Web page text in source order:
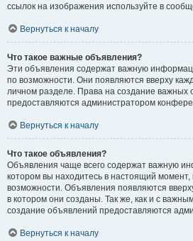
ссылок на изображения используйте в
Вернуться к началу
Что такое важные объявления?
Эти объявления содержат важную
по возможности. Они появляются вверху
личном разделе. Права на создание важных
предоставляются администратором
Вернуться к началу
Что такое объявления?
Объявления чаще всего содержат важную
котором вы находитесь в настоящий
возможности. Объявления появляются
в котором они созданы. Так же, как и с
создание объявлений предоставляются
Вернуться к началу